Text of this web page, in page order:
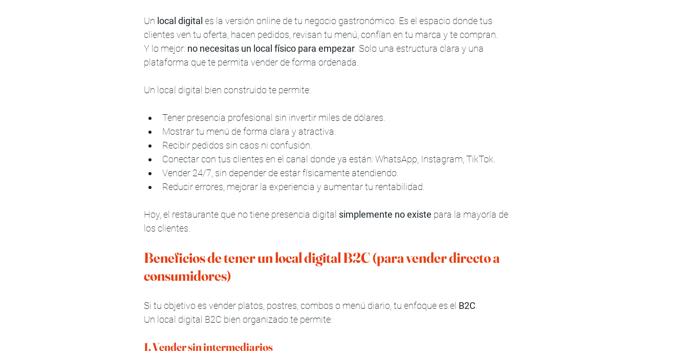
Un local digital es la versión online de tu negocio gastronómico. Es el espacio donde tus
clientes ven tu oferta, hacen pedidos, revisan tu menú, confían en tu marca y te compran.
Y lo mejor: no necesitas un local físico para empezar . Solo una estructura clara y una
plataforma que te permita vender de forma ordenada.
Un local digital bien construido te permite:
Tener presencia profesional sin invertir miles de dólares.
Mostrar tu menú de forma clara y atractiva.
Recibir pedidos sin caos ni confusión.
Conectar con tus clientes en el canal donde ya están: WhatsApp, Instagram, TikTok.
Vender 24/7, sin depender de estar físicamente atendiendo.
Reducir errores, mejorar la experiencia y aumentar tu rentabilidad.
Hoy, el restaurante que no tiene presencia digital simplemente no existe para la mayoría de
los clientes.
Beneficios de tener un local digital B2C (para vender directo a
consumidores)
Si tu objetivo es vender platos, postres, combos o menú diario, tu enfoque es el B2C
Un local digital B2C bien organizado te permite:
1. Vender sin intermediarios